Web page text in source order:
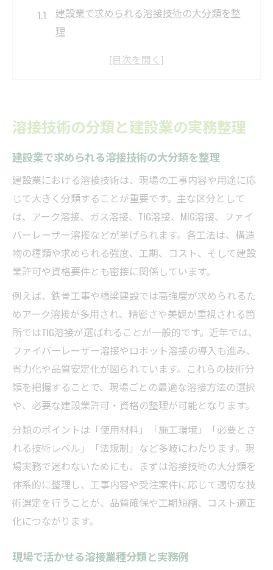
建設業で求められる溶接技術の大分類を整
理
現場で活かせる溶接業種分類と実務例
建設業で求められる溶接工事の許可要件
建設業の溶接工事に必要な許可要件まとめ
溶接 建設業許可取得の実務ポイント解説
鍛冶工事や各種溶接工事の許可基準の違い
建設業で溶接工が満たすべき資格と要件
溶接工事の業種分類と許可区分の整理法
多様な溶接技術が現場効率に与える影響
建設業で使われる溶接技術の種類と効率化
最新溶接工法が現場の生産性に与える効果
建設業における溶接技術導入のメリット比
較
溶接工の技術選定が現場効率を左右する理
由
伝統工法と新溶接技術の実務的な違い
建設業で必要な溶接工事資格の種類と特徴
溶接工の資格取得が現場実務に与える影響
建設業の溶接 業種 分類に対応する資格整理
現場で生かせる溶接資格と区分の違いを解
説
最新の建設業溶接動向と技術導入のコツ
溶接技術の分類と建設業の実務整理
建設業で求められる溶接技術の大分類を整理
建設業における溶接技術は、現場の工事内容や用途に応
じて大きく分類することが重要です。主な区分として
は、アーク溶接、ガス溶接、TIG溶接、MIG溶接、ファイ
バーレーザー溶接などが挙げられます。各工法は、構造
物の種類や求められる強度、工期、コスト、そして建設
業許可や資格要件とも密接に関係しています。
例えば、鉄骨工事や橋梁建設では高強度が求められるた
めアーク溶接が多用され、精密さや美観が重視される箇
所ではTIG溶接が選ばれることが一般的です。近年では、
ファイバーレーザー溶接やロボット溶接の導入も進み、
省力化や品質安定化が図られています。これらの技術分
類を把握することで、現場ごとの最適な溶接方法の選択
や、必要な建設業許可・資格の整理が可能となります。
分類のポイントは「使用材料」「施工環境」「必要とさ
れる技術レベル」「法規制」など多岐にわたります。現
場実務で迷わないためにも、まずは溶接技術の大分類を
体系的に整理し、工事内容や受注案件に応じて適切な技
術選定を行うことが、品質確保や工期短縮、コスト適正
化につながります。
現場で活かせる溶接業種分類と実務例